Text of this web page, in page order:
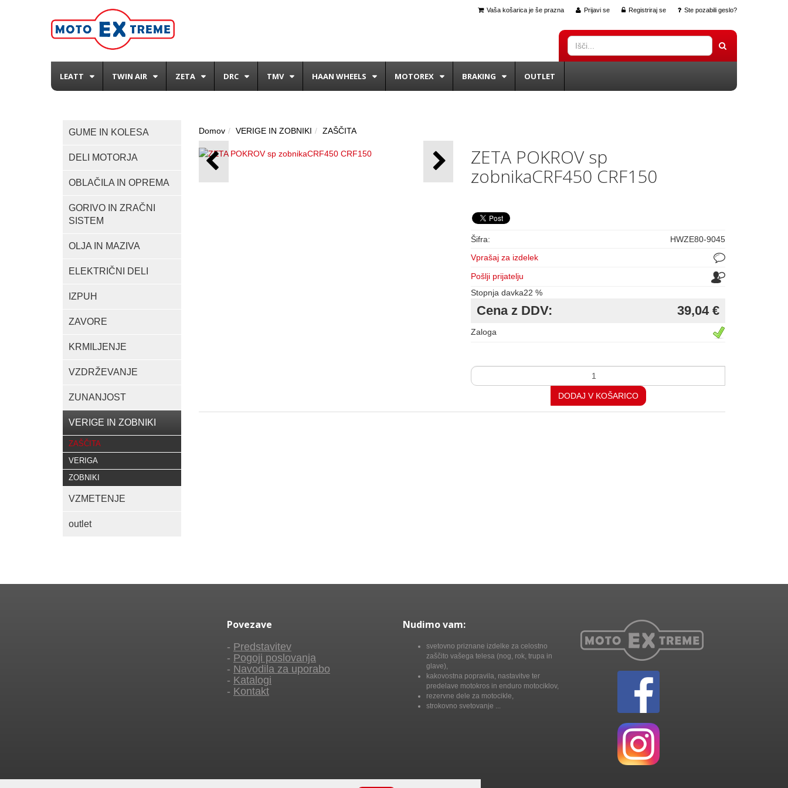
Prijavi se Registriraj se Ste pozabili geslo?
Vaša košarica je še prazna
LEATT TWIN AIR ZETA DRC TMV HAAN WHEELS MOTOREX BRAKING OUTLET
GUME IN KOLESA
DELI MOTORJA
OBLAČILA IN OPREMA
GORIVO IN ZRAČNI
SISTEM
OLJA IN MAZIVA
ELEKTRIČNI DELI
IZPUH
ZAVORE
KRMILJENJE
VZDRŽEVANJE
ZUNANJOST
VERIGE IN ZOBNIKI
ZAŠČITA
VERIGA
ZOBNIKI
VZMETENJE
outlet
Domov VERIGE IN ZOBNIKI ZAŠČITA
ZETA POKROV sp
zobnikaCRF450 CRF150
Šifra:
HWZE80-9045
Vprašaj za izdelek
Pošlji prijatelju
Stopnja davka22 %
Cena z DDV: 39,04 €
Zaloga
DODAJ V KOŠARICO
Povezave
- Predstavitev
- Pogoji poslovanja
- Navodila za uporabo
- Katalogi
- Kontakt
Nudimo vam:
svetovno priznane izdelke za celostno
zaščito vašega telesa (nog, rok, trupa in
glave),
kakovostna popravila, nastavitve ter
predelave motokros in enduro motociklov,
rezervne dele za motocikle,
strokovno svetovanje ...